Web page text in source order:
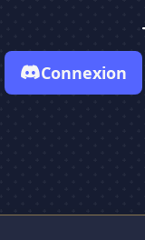
Connexion
?